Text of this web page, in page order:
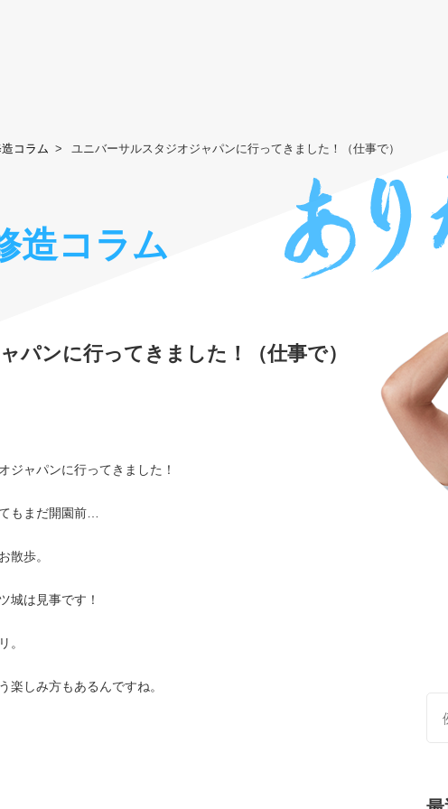
コラム ユニバーサルスタジオジャパンに行ってきました！（仕事で）
造コラム
パンに行ってきました！（仕事で）
ジャパンに行ってきました！
もまだ開園前…
散歩。
城は見事です！
。
楽しみ方もあるんですね。